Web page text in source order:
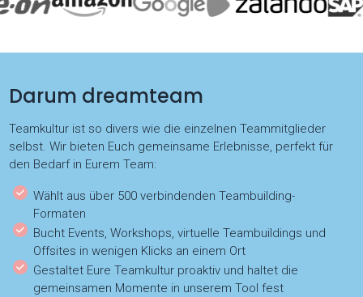
Darum dreamteam
Teamkultur ist so divers wie die einzelnen Teammitglieder
selbst. Wir bieten Euch gemeinsame Erlebnisse, perfekt für
den Bedarf in Eurem Team:
Wählt aus über 500 verbindenden Teambuilding-
Formaten
Bucht Events, Workshops, virtuelle Teambuildings und
Offsites in wenigen Klicks an einem Ort
Gestaltet Eure Teamkultur proaktiv und haltet die
gemeinsamen Momente in unserem Tool fest